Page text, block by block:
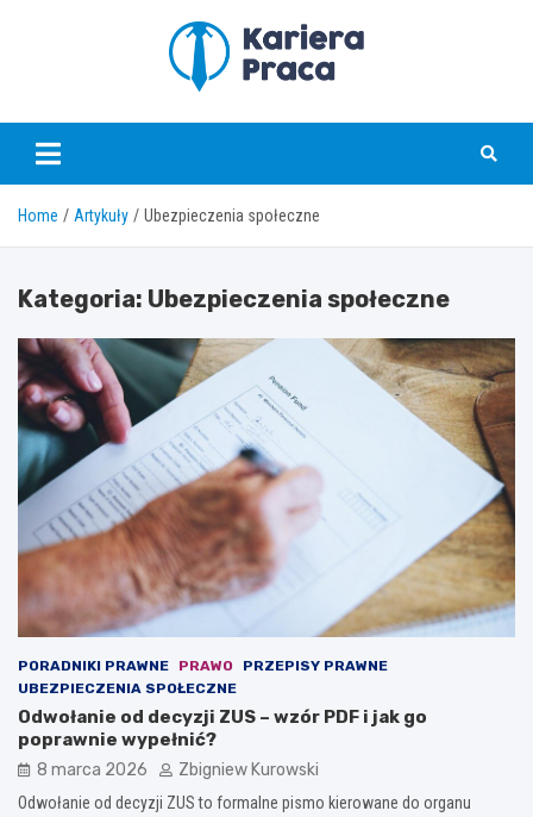
karierapraca.pl
Home Artykuły Ubezpieczenia społeczne
Kategoria: Ubezpieczenia społeczne
PORADNIKI PRAWNE PRAWO
PRZEPISY PRAWNE
UBEZPIECZENIA SPOŁECZNE
Odwołanie od decyzji ZUS – wzór PDF i jak go
poprawnie wypełnić?
8 marca 2026 Zbigniew Kurowski
Odwołanie od decyzji ZUS to formalne pismo kierowane do organu